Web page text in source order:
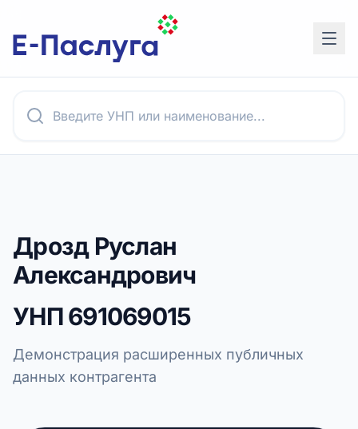
Дрозд Руслан
Александрович
УНП691069015
Демонстрация расширенных публичных
данных контрагента